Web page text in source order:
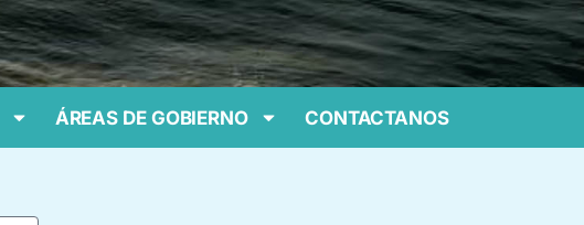
ÁREAS DE GOBIERNO CONTACTANOS